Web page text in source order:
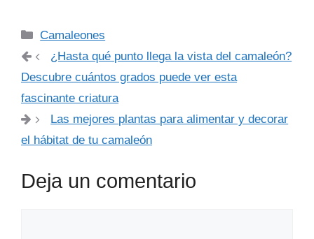
Categorías
Camaleones
¿Hasta qué punto llega la vista del camaleón?
Descubre cuántos grados puede ver esta
fascinante criatura
Las mejores plantas para alimentar y decorar
el hábitat de tu camaleón
Deja un comentario